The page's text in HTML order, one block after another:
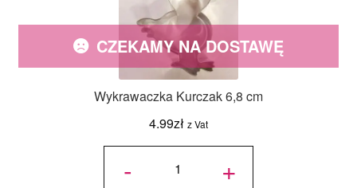
Wykrawaczka Kurczak 6,8 cm
4.99zł z Vat
CZEKAMY NA DOSTAWĘ
-
ilość
+